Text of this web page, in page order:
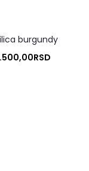
burgundy
RSD